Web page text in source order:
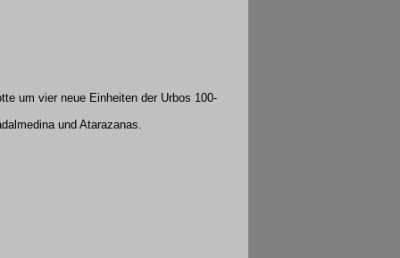
um vier neue Einheiten der Urbos 100-
und Atarazanas.